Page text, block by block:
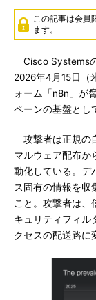
この記事は会員
ます。
Cisco Systems
2026年4月15日（
ォーム「n8n」が
ペーンの基盤とし
攻撃者は正規の
マルウェア配布か
動化している。デ
ス固有の情報を収
こと。攻撃者は、
キュリティフィル
クセスの配送路に